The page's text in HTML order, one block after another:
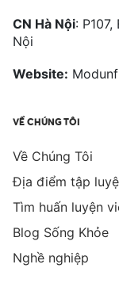
CN Hà Nội:
Nội
Website:
VỀ CHÚNG TÔI
Về Chúng Tôi
Địa điểm tập
Tìm huấn luyện
Blog Sống Khỏe
Nghề nghiệp